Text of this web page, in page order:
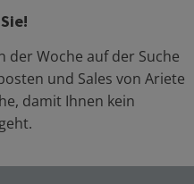
der Woche auf der Suche
und Sales von Ariete
damit Ihnen kein